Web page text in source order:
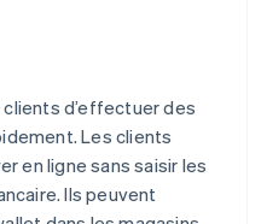
d’effectuer des
Les clients
en ligne sans saisir les
Ils peuvent